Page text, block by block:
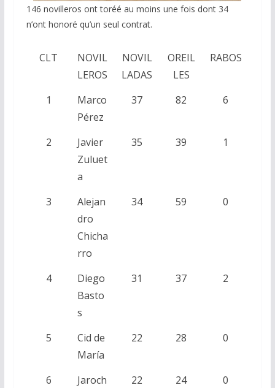
146 novilleros ont toréé au moins une fois dont 34
n’ont honoré qu’un seul contrat.
CLT
NOVIL
LEROS
NOVIL
LADAS
OREIL
LES
RABOS
1
Marco
Pérez
37 82 6
2
Javier
Zuluet
a
35 39 1
3
Alejan
dro
Chicha
rro
34 59 0
4
Diego
Basto
s
31 37 2
5
Cid de
María
22 28 0
6
Jaroch
22 24 0